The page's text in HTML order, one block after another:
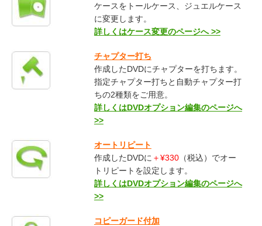
ケースをトールケース、ジュエルケース
に変更します。
詳しくはケース変更のページへ >>
チャプター打ち
作成したDVDにチャプターを打ちます。
指定チャプター打ちと自動チャプター打
ちの2種類をご用意。
詳しくはDVDオプション編集のページへ
>>
オートリピート
作成したDVDに ＋¥330（税込）でオー
トリピートを設定します。
詳しくはDVDオプション編集のページへ
>>
コピーガード付加